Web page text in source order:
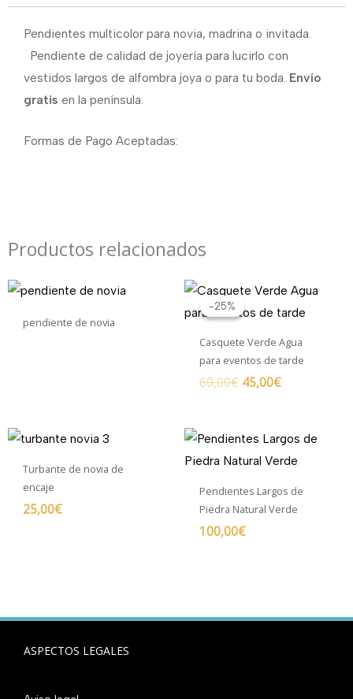
Pendientes multicolor para novia, madrina o invitada.
Pendiente de calidad de joyería para lucirlo con
vestidos largos de alfombra joya o para tu boda. Envío
gratis en la península.
Formas de Pago Aceptadas:
Productos relacionados
pendiente de novia
-25%
-25%
Casquete Verde Agua
para eventos de tarde
60,00€
El
precio
original
60,00€.
45,00€
El
precio
actual
45,00€.
Turbante de novia de
encaje
25,00€
Pendientes Largos de
Piedra Natural Verde
100,00€
ASPECTOS LEGALES